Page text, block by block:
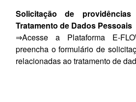
Solicitação de
Tratamento de Dados Pessoais
⇒Acesse a Plataforma E-
preencha o formulário de
relacionadas ao tratamento de